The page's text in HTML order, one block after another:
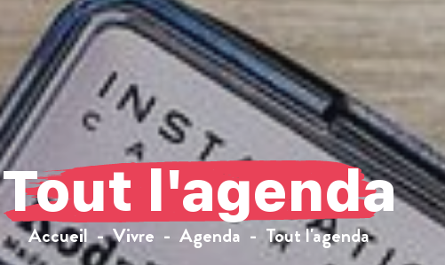
Tout l'agenda
Accueil Vivre Agenda Tout l'agenda